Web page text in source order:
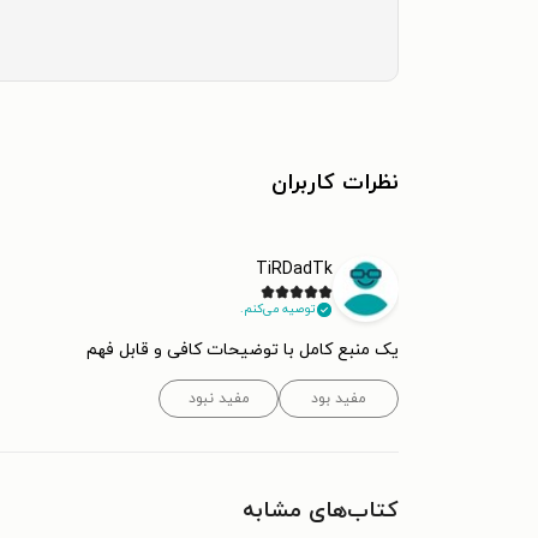
نظرات کاربران
TiRDadTk
توصیه می‌کنم.
یک منبع کامل با توضیحات کافی و قابل فهم
مفید بود مفید نبود
کتاب‌های مشابه